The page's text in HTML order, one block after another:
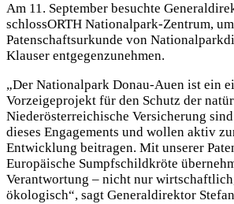
Am 11. September besuchte
schlossORTH Nationalpark-Zentrum,
Patenschaftsurkunde von
Klauser entgegenzunehmen.
„Der Nationalpark Donau-Auen ist ein
Vorzeigeprojekt für den Schutz der
Niederösterreichische Versicherung
dieses Engagements und wollen aktiv
Entwicklung beitragen. Mit unserer
Europäische Sumpfschildkröte
Verantwortung – nicht nur
ökologisch“, sagt Generaldirektor